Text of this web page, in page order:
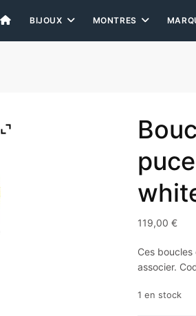
BIJOUX MONTRES
119,00 €
Ces boucles
associer.
1 en stock